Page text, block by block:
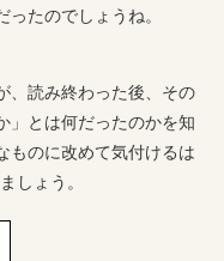
たのでしょうね。
、読み終わった後、その
」とは何だったのかを知
ものに改めて気付けるは
しょう。